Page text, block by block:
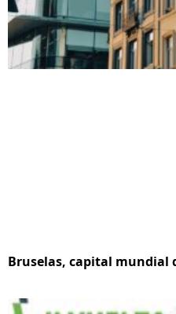
Bruselas, capital mundial